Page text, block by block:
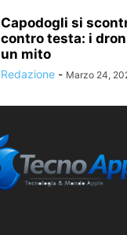
Capodogli si
contro testa: i
un mito
Redazione - Marzo 24,